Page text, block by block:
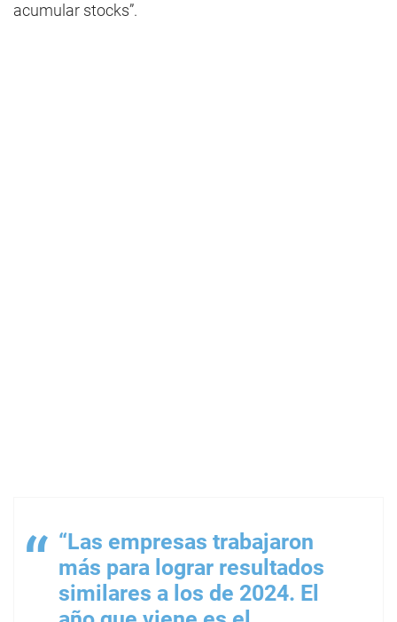
acumular stocks”.
“Las empresas trabajaron
más para lograr resultados
similares a los de 2024. El